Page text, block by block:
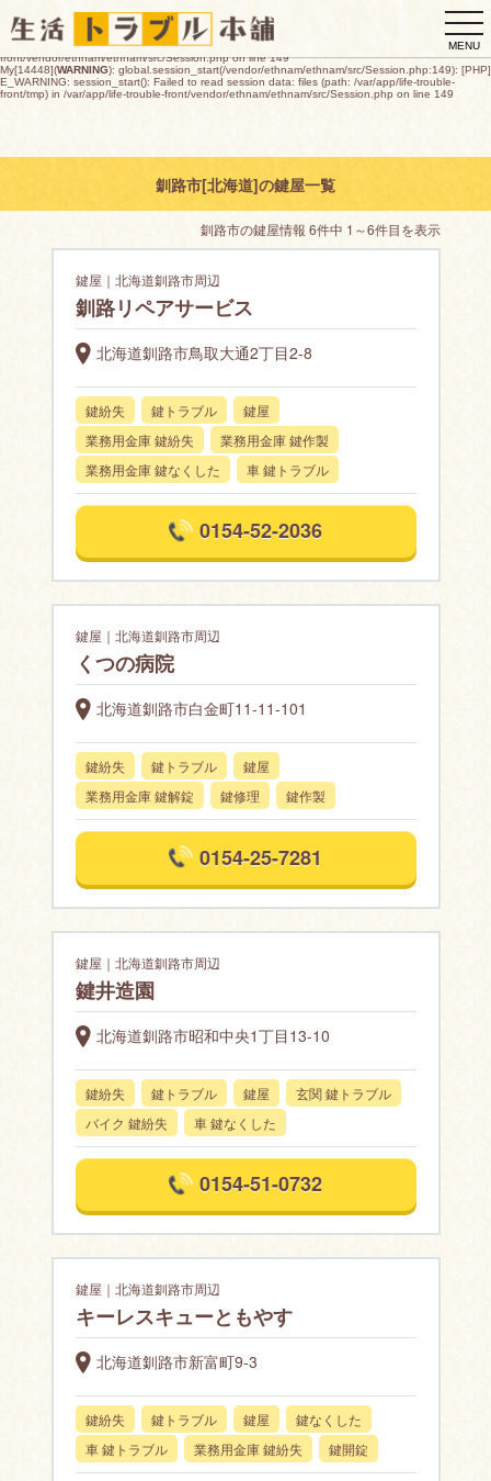
E_WARNING: session_start(): open(/var/app/life-trouble-
front/tmp/sess_ac494d58648d613aaab9050737daa8b1b0f9ff5f2438dcd220287247a2250110,
O_RDWR) failed: デバイスに空き領域がありません (28) in /var/app/life-trouble-
front/vendor/ethnam/ethnam/src/Session.php on line 149
My[14448](WARNING): global.session_start(/vendor/ethnam/ethnam/src/Session.php:149): [PHP]
E_WARNING: session_start(): Failed to read session data: files (path: /var/app/life-trouble-
front/tmp) in /var/app/life-trouble-front/vendor/ethnam/ethnam/src/Session.php on line 149
MENU
釧路市[北海道]の鍵屋一覧
釧路市の鍵屋情報 6件中 1～6件目を表示
鍵屋｜北海道釧路市周辺
釧路リペアサービス
北海道釧路市鳥取大通2丁目2-8
鍵紛失 鍵トラブル
鍵屋
業務用金庫 鍵紛失
業務用金庫 鍵作製
業務用金庫 鍵なくした
車 鍵トラブル
0154-52-2036
鍵屋｜北海道釧路市周辺
くつの病院
北海道釧路市白金町11-11-101
鍵紛失 鍵トラブル
鍵屋
業務用金庫 鍵解錠
鍵修理 鍵作製
0154-25-7281
鍵屋｜北海道釧路市周辺
鍵井造園
北海道釧路市昭和中央1丁目13-10
鍵紛失 鍵トラブル 鍵屋
玄関 鍵トラブル
バイク 鍵紛失
車 鍵なくした
0154-51-0732
鍵屋｜北海道釧路市周辺
キーレスキューともやす
北海道釧路市新富町9-3
鍵紛失 鍵トラブル 鍵屋
鍵なくした
車 鍵トラブル
業務用金庫 鍵紛失 鍵開錠